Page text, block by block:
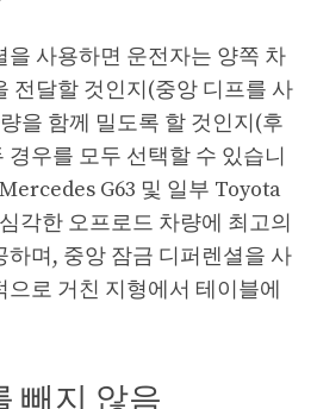
을 사용하면 운전자는 양쪽 차
전달할 것인지(중앙 디프를 사
을 함께 밀도록 할 것인지(후
경우를 모두 선택할 수 있습니
G63 및 일부 Toyota
각한 오프로드 차량에 최고의
하며, 중앙 잠금 디퍼렌셜을 사
로 거친 지형에서 테이블에
빼지 않음